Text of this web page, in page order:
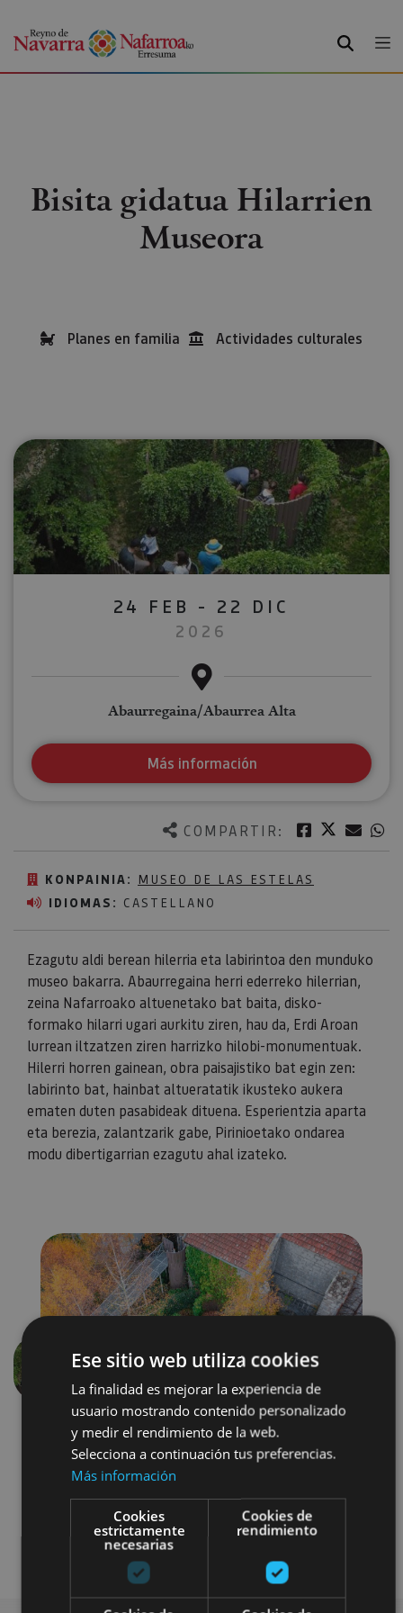
BILATU
Bisita gidatua Hilarrien
Museora
Planes en familia Actividades culturales
COMPARTIR: Facebook
Twitter
KONPAINIA: MUSEO DE LAS ESTELAS
IDIOMAS: CASTELLANO
Ezagutu aldi berean hilerria eta labirintoa den munduko
museo bakarra. Abaurregaina herri ederreko hilerrian,
zeina Nafarroako altuenetako bat baita, disko-
formako hilarri ugari aurkitu ziren, hau da, Erdi Aroan
lurrean iltzatzen ziren harrizko hilobi-monumentuak.
Hilerri horren gainean, obra paisajistiko bat egin zen:
labirinto bat, hainbat altueratatik ikusteko aukera
ematen duten pasabideak dituena. Esperientzia aparta
eta berezia, zalantzarik gabe, Pirinioetako ondarea
modu dibertigarrian ezagutu ahal izateko.
24 FEB - 22 DIC
2026
Abaurregaina/Abaurrea Alta
Más información
Museos y centros expositivos
Ese sitio web utiliza cookies
La finalidad es mejorar la experiencia de
usuario mostrando contenido personalizado
y medir el rendimiento de la web.
Selecciona a continuación tus preferencias.
Más información
Cookies
estrictamente
necesarias
Cookies de
rendimiento